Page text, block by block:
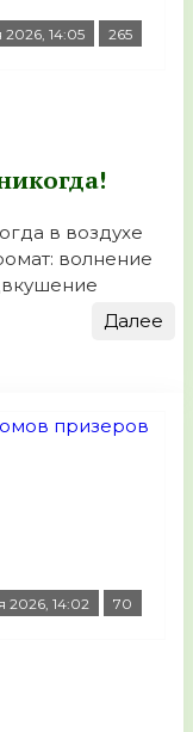
14:05 265
в воздухе
волнение
2026, 14:02 70
Далее